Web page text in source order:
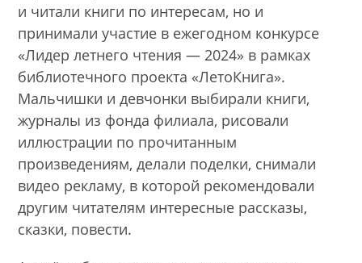
и читали книги по интересам, но и
принимали участие в ежегодном конкурсе
«Лидер летнего чтения — 2024» в рамках
библиотечного проекта «ЛетоКнига».
Мальчишки и девчонки выбирали книги,
журналы из фонда филиала, рисовали
иллюстрации по прочитанным
произведениям, делали поделки, снимали
видео рекламу, в которой рекомендовали
другим читателям интересные рассказы,
сказки, повести.